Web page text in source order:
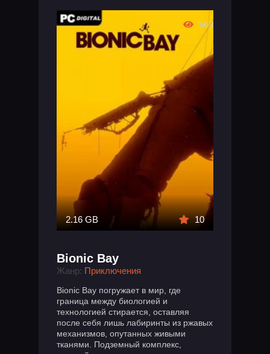
2.16 GB 10
Bionic Bay
Жанр: Приключения
Bionic Bay погружает в мир, где
граница между биологией и
технологией стирается, оставляя
после себя лишь лабиринты из ржавых
механизмов, опутанных живыми
тканями. Подземный комплекс,
563